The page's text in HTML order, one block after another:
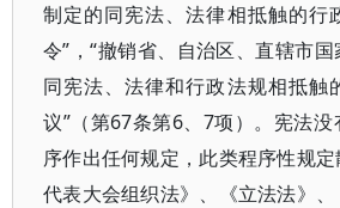
制定的同宪法、法律相抵触的行
令”，“撤销省、自治区、直辖市
同宪法、法律和行政法规相抵触
议”（第67条第6、7项）。宪法
序作出任何规定，此类程序性规
代表大会组织法》、《立法法》